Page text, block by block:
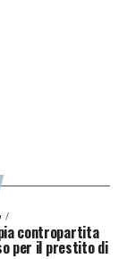
contropartita
per il prestito di